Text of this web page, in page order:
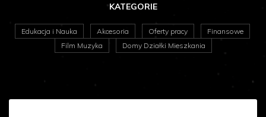
KATEGORIE
Edukacja i Nauka Akcesoria Oferty pracy
Finansowe
Film Muzyka
Domy Działki Mieszkania